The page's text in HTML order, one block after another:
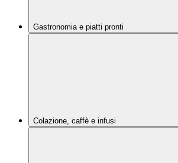
Gastronomia e piatti pronti
Colazione, caffè e infusi